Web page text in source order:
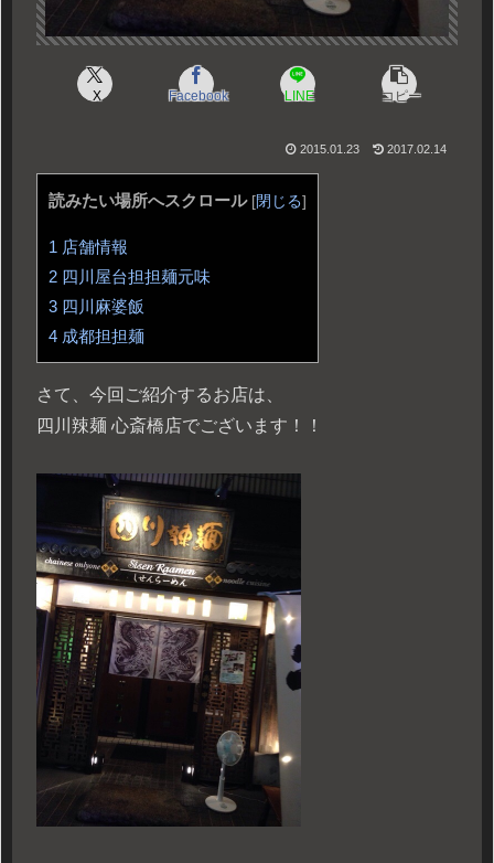
X Facebook LINE コピー
2015.01.23 2017.02.14
読みたい場所へスクロール [閉じる]
1 店舗情報
2 四川屋台担担麺元味
3 四川麻婆飯
4 成都担担麺
さて、今回ご紹介するお店は、
四川辣麺 心斎橋店でございます！！